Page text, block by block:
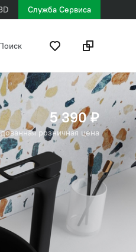
Служба Сервиса
5 390 ₽
розничная цена